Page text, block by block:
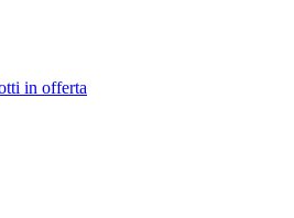
in offerta